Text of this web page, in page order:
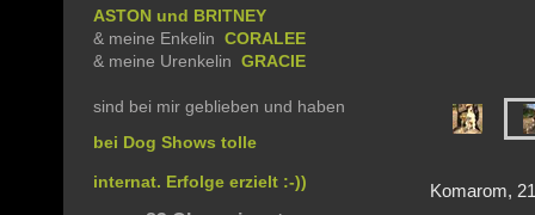
Komarom, 21
ASTON und BRITNEY
& meine Enkelin CORALEE
& meine Urenkelin GRACIE
sind bei mir geblieben und haben
bei Dog Shows tolle
internat. Erfolge erzielt :-))